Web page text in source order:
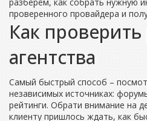
проверенного провайдера и
Как
агентства
Самый быстрый способ –
независимых источниках:
рейтинги. Обрати внимание на
клиенту пришлось ждать, как